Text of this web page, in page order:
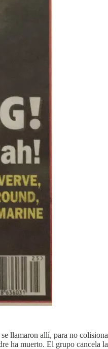
llamaron allí, para no
ha muerto. El grupo cancela